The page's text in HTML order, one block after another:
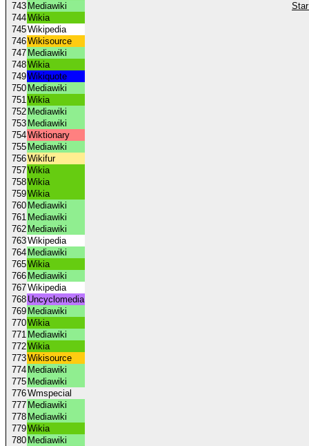
743 Mediawiki
744Wikia
745Wikipedia
746Wikisource
747 Mediawiki
748Wikia
749Wikiquote
750 Mediawiki
751Wikia
752 Mediawiki
753 Mediawiki
754Wiktionary
755 Mediawiki
756Wikifur
757Wikia
758Wikia
759Wikia
760 Mediawiki
761 Mediawiki
762 Mediawiki
763Wikipedia
764 Mediawiki
765Wikia
766 Mediawiki
767Wikipedia
768 Uncyclomedia
769 Mediawiki
770Wikia
771 Mediawiki
772Wikia
773Wikisource
774 Mediawiki
775 Mediawiki
776Wmspecial
777 Mediawiki
778 Mediawiki
779Wikia
780 Mediawiki